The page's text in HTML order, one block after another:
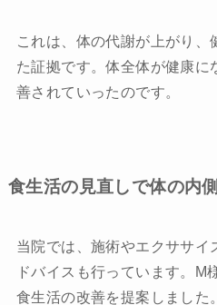
これは、体の代謝が上がり、
た証拠です。体全体が健康に
善されていったのです。
食生活の見直しで体の内
当院では、施術やエクササイ
ドバイスも行っています。M
食生活の改善を提案しました。